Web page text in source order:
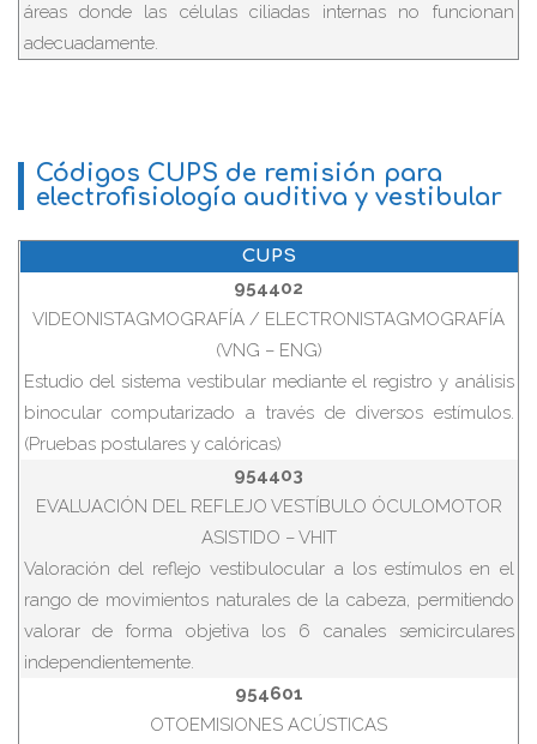
áreas donde las células ciliadas internas no funcionan
adecuadamente.
Códigos CUPS de remisión para
electrofisiología auditiva y vestibular
CUPS
954402
VIDEONISTAGMOGRAFÍA / ELECTRONISTAGMOGRAFÍA
(VNG – ENG)
Estudio del sistema vestibular mediante el registro y análisis
binocular computarizado a través de diversos estímulos.
(Pruebas postulares y calóricas)
954403
EVALUACIÓN DEL REFLEJO VESTÍBULO ÓCULOMOTOR
ASISTIDO – VHIT
Valoración del reflejo vestibulocular a los estímulos en el
rango de movimientos naturales de la cabeza, permitiendo
valorar de forma objetiva los 6 canales semicirculares
independientemente.
954601
OTOEMISIONES ACÚSTICAS